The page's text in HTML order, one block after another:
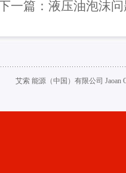
一篇： 液压油泡沫
艾索 能源（中国）有限公司 Jaoan